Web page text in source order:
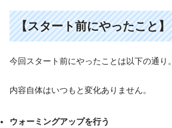
【スタート前にやったこと】
今回スタート前にやったことは以下の通り。
内容自体はいつもと変化ありません。
ウォーミングアップを行う